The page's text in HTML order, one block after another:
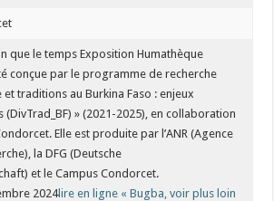
que le temps Exposition Humathèque
conçue par le programme de recherche
traditions au Burkina Faso : enjeux
(DivTrad_BF) » (2021-2025), en collaboration
Elle est produite par l’ANR (Agence
la DFG (Deutsche
et le Campus Condorcet.
2024lire en ligne « Bugba, voir plus loin